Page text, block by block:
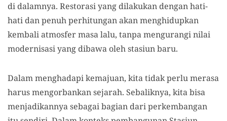
di dalamnya. Restorasi yang dilakukan dengan hati-
hati dan penuh perhitungan akan menghidupkan
kembali atmosfer masa lalu, tanpa mengurangi nilai
modernisasi yang dibawa oleh stasiun baru.
Dalam menghadapi kemajuan, kita tidak perlu merasa
harus mengorbankan sejarah. Sebaliknya, kita bisa
menjadikannya sebagai bagian dari perkembangan